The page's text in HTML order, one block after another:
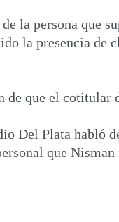
la persona que
la presencia de
de que el
Del Plata habló
que